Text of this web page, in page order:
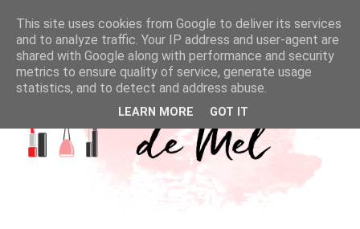
This site uses cookies from Google to deliver its services
and to analyze traffic. Your IP address and user-agent are
shared with Google along with performance and security
metrics to ensure quality of service, generate usage
statistics, and to detect and address abuse.
LEARN MORE GOT IT